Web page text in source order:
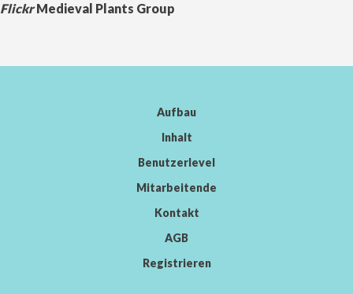
FlickrMedieval Plants Group
Aufbau
Inhalt
Benutzerlevel
Mitarbeitende
Kontakt
AGB
Registrieren